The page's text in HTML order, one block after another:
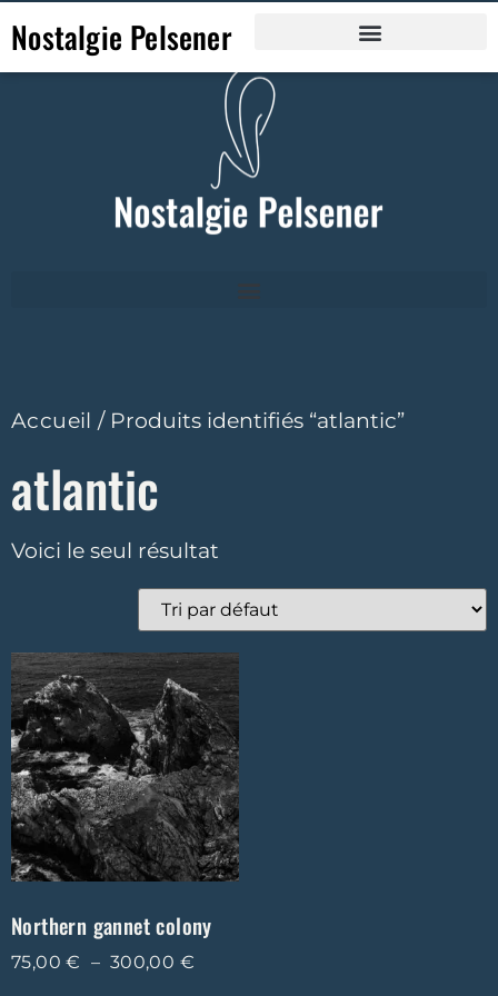
Nostalgie Pelsener
Accueil / Produits identifiés “atlantic”
atlantic
Voici le seul résultat
Northern gannet colony
75,00€ – 300,00 €